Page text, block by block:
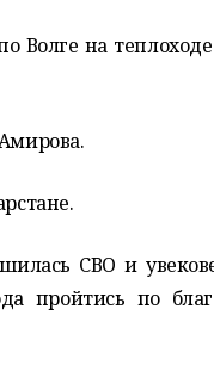
Волге на
СВО и
пройтись по